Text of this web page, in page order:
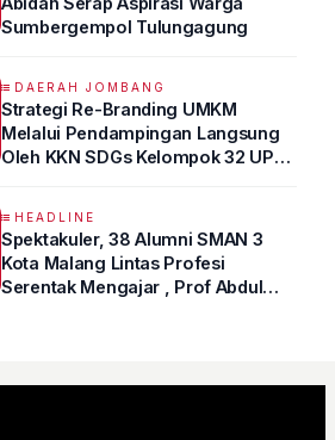
Sumbergempol Tulungagung
DAERAH JOMBANG
Strategi Re-Branding UMKM
Melalui Pendampingan Langsung
Oleh KKN SDGs Kelompok 32 UPN
HEADLINE
Spektakuler, 38 Alumni SMAN 3
Kota Malang Lintas Profesi
Serentak Mengajar , Prof Abdul